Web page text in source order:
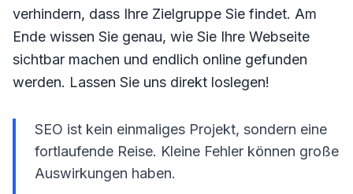
verhindern, dass Ihre Zielgruppe Sie findet. Am
Ende wissen Sie genau, wie Sie Ihre Webseite
sichtbar machen und endlich online gefunden
werden. Lassen Sie uns direkt loslegen!
SEO ist kein einmaliges Projekt, sondern eine
fortlaufende Reise. Kleine Fehler können große
Auswirkungen haben.